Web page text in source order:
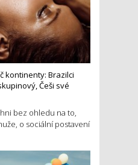
kontinenty: Brazilci
Češi své
bez ohledu na to,
o sociální postavení